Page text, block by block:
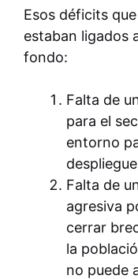
Esos déficits
estaban ligados
fondo:
Falta de
para el
entorno
Falta de
agresiva
cerrar
la
no puede